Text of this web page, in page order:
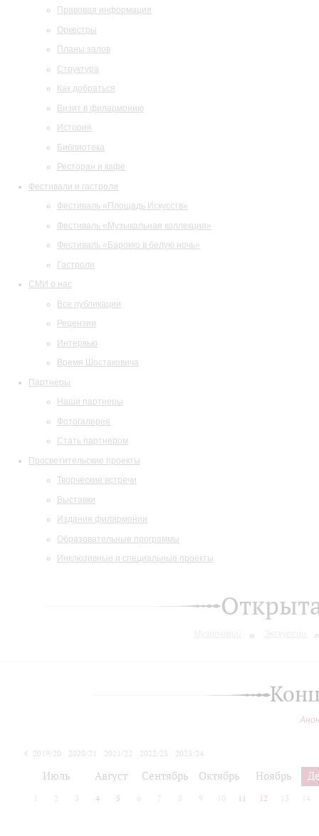
Правовая информация
Оркестры
Планы залов
Структура
Как добраться
Визит в филармонию
История
Библиотека
Ресторан и кафе
Фестивали и гастроли
Фестиваль «Площадь Искусств»
Фестиваль «Музыкальная коллекция»
Фестиваль «Барокко в белую ночь»
Гастроли
СМИ о нас
Все публикации
Рецензии
Интервью
Время Шостаковича
Партнеры
Наши партнеры
Фотогалерея
Стать партнером
Просветительские проекты
Творческие встречи
Выставки
Издания филармонии
Образовательные программы
Инклюзивные и специальные проекты
2019/20 2020/21 2021/22 2022/23
2023/24
Июль Август Сентябрь Октябрь Ноябрь
2 3 4 5 6 7 8 9 10 11 12 13 14